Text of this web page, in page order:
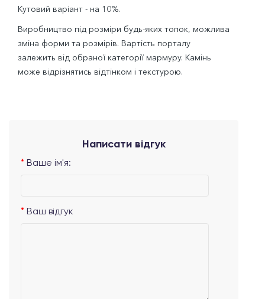
Кутовий варіант - на 10%.
Виробництво під розміри будь-яких топок, можлива
зміна форми та розмірів. Вартість порталу
залежить від обраної категорії мармуру. Камінь
може відрізнятись відтінком і текстурою.
Написати відгук
Ваше ім'я:
Ваш відгук